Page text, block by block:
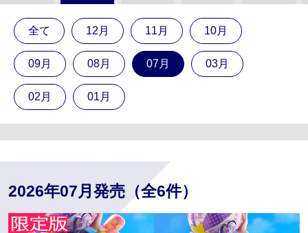
全て 12月 11月 10月
09月 08月 07月 03月
02月 01月
2026年07月発売（全6件）